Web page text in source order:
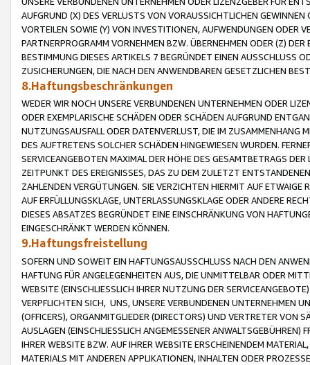
AUFGRUND (X) DES VERLUSTS VON VORAUSSICHTLICHEN
VORTEILEN SOWIE (Y) VON INVESTITIONEN, AUFWENDUNGEN ODER
PARTNERPROGRAMM VORNEHMEN BZW. ÜBERNEHMEN ODER (Z)
BESTIMMUNG DIESES ARTIKELS 7 BEGRÜNDET EINEN AUSSCHLUSS
ZUSICHERUNGEN, DIE NACH DEN ANWENDBAREN GESETZLICHEN
8.Haftungsbeschränkungen
WEDER WIR NOCH UNSERE VERBUNDENEN UNTERNEHMEN ODER
ODER EXEMPLARISCHE SCHÄDEN ODER SCHÄDEN AUFGRUND
NUTZUNGSAUSFALL ODER DATENVERLUST, DIE IM ZUSAMMENHANG
DES AUFTRETENS SOLCHER SCHÄDEN HINGEWIESEN WURDEN.
SERVICEANGEBOTEN MAXIMAL DER HÖHE DES GESAMTBETRAGS
ZEITPUNKT DES EREIGNISSES, DAS ZU DEM ZULETZT
ZAHLENDEN VERGÜTUNGEN. SIE VERZICHTEN HIERMIT AUF
AUF ERFÜLLUNGSKLAGE, UNTERLASSUNGSKLAGE ODER ANDERE
DIESES ABSATZES BEGRÜNDET EINE EINSCHRÄNKUNG VON
EINGESCHRÄNKT WERDEN KÖNNEN.
9.Haftungsfreistellung
SOFERN UND SOWEIT EIN HAFTUNGSAUSSCHLUSS NACH DEN
HAFTUNG FÜR ANGELEGENHEITEN AUS, DIE UNMITTELBAR ODER
WEBSITE (EINSCHLIESSLICH IHRER NUTZUNG DER
VERPFLICHTEN SICH, UNS, UNSERE VERBUNDENEN UNTERNEHMEN
(OFFICERS), ORGANMITGLIEDER (DIRECTORS) UND VERTRETER VON
AUSLAGEN (EINSCHLIESSLICH ANGEMESSENER
IHRER WEBSITE BZW. AUF IHRER WEBSITE ERSCHEINENDEM
MATERIALS MIT ANDEREN APPLIKATIONEN, INHALTEN ODER